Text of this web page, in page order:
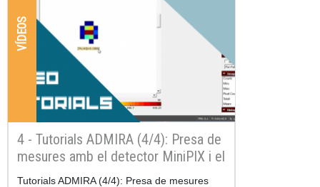
VÍDEOS
4 - Tutorials ADMIRA (4/4): Presa de
mesures amb el detector MiniPIX i el
programa PIXet Pro
Resum
Tutorials ADMIRA (4/4): Presa de mesures